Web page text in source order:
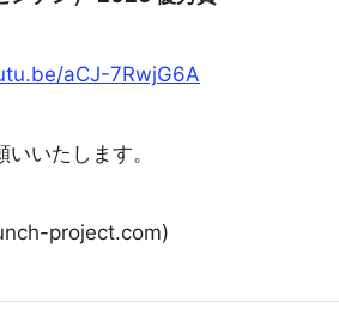
aCJ-7RwjG6A
いたします。
project.com)